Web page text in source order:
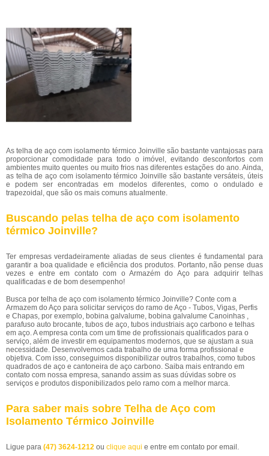
As telha de aço com isolamento térmico Joinville são bastante vantajosas para
proporcionar comodidade para todo o imóvel, evitando desconfortos com
ambientes muito quentes ou muito frios nas diferentes estações do ano. Ainda,
as telha de aço com isolamento térmico Joinville são bastante versáteis, úteis
e podem ser encontradas em modelos diferentes, como o ondulado e
trapezoidal, que são os mais comuns atualmente.
Buscando pelas telha de aço com isolamento
térmico Joinville?
Ter empresas verdadeiramente aliadas de seus clientes é fundamental para
garantir a boa qualidade e eficiência dos produtos. Portanto, não pense duas
vezes e entre em contato com o Armazém do Aço para adquirir telhas
qualificadas e de bom desempenho!
Busca por telha de aço com isolamento térmico Joinville? Conte com a
Armazem do Aço para solicitar serviços do ramo de Aço - Tubos, Vigas, Perfis
e Chapas, por exemplo, bobina galvalume, bobina galvalume Canoinhas ,
parafuso auto brocante, tubos de aço, tubos industriais aço carbono e telhas
em aço. A empresa conta com um time de profissionais qualificados para o
serviço, além de investir em equipamentos modernos, que se ajustam a sua
necessidade. Desenvolvemos cada trabalho de uma forma profissional e
objetiva. Com isso, conseguimos disponibilizar outros trabalhos, como tubos
quadrados de aço e cantoneira de aço carbono. Saiba mais entrando em
contato com nossa empresa, sanando assim as suas dúvidas sobre os
serviços e produtos disponibilizados pelo ramo com a melhor marca.
Para saber mais sobre Telha de Aço com
Isolamento Térmico Joinville
Ligue para (47) 3624-1212 ou clique aqui e entre em contato por email.